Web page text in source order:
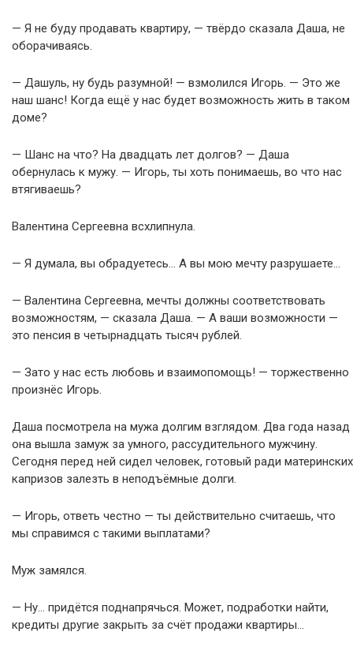
— Я не буду продавать квартиру, — твёрдо сказала Даша, не
оборачиваясь.
— Дашуль, ну будь разумной! — взмолился Игорь. — Это же
наш шанс! Когда ещё у нас будет возможность жить в таком
доме?
— Шанс на что? На двадцать лет долгов? — Даша
обернулась к мужу. — Игорь, ты хоть понимаешь, во что нас
втягиваешь?
Валентина Сергеевна всхлипнула.
— Я думала, вы обрадуетесь… А вы мою мечту разрушаете…
— Валентина Сергеевна, мечты должны соответствовать
возможностям, — сказала Даша. — А ваши возможности —
это пенсия в четырнадцать тысяч рублей.
— Зато у нас есть любовь и взаимопомощь! — торжественно
произнёс Игорь.
Даша посмотрела на мужа долгим взглядом. Два года назад
она вышла замуж за умного, рассудительного мужчину.
Сегодня перед ней сидел человек, готовый ради материнских
капризов залезть в неподъёмные долги.
— Игорь, ответь честно — ты действительно считаешь, что
мы справимся с такими выплатами?
Муж замялся.
— Ну… придётся поднапрячься. Может, подработки найти,
кредиты другие закрыть за счёт продажи квартиры…